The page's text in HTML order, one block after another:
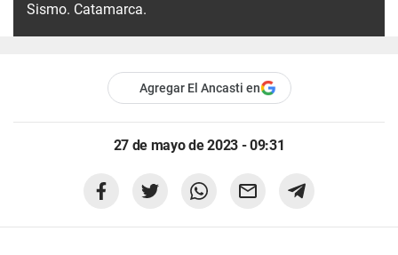
Sismo. Catamarca.
Agregar El Ancasti en
27 de mayo de 2023 - 09:31